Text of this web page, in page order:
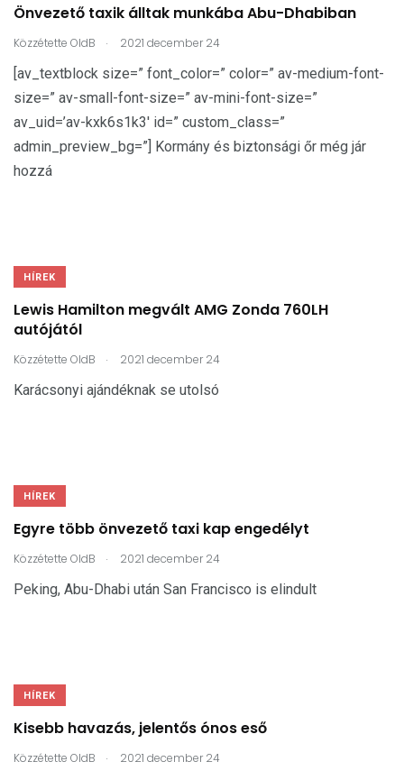
Önvezető taxik álltak munkába Abu-Dhabiban
Közzétette OldB . 2021 december 24
[av_textblock size=” font_color=” color=” av-medium-font-
size=” av-small-font-size=” av-mini-font-size=”
av_uid=’av-kxk6s1k3′ id=” custom_class=”
admin_preview_bg=”] Kormány és biztonsági őr még jár
hozzá
HÍREK
Lewis Hamilton megvált AMG Zonda 760LH
autójától
Közzétette OldB . 2021 december 24
Karácsonyi ajándéknak se utolsó
HÍREK
Egyre több önvezető taxi kap engedélyt
Közzétette OldB . 2021 december 24
Peking, Abu-Dhabi után San Francisco is elindult
HÍREK
Kisebb havazás, jelentős ónos eső
Közzétette OldB . 2021 december 24